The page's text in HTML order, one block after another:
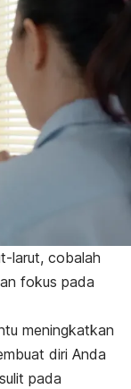
larut, cobalah
fokus pada
meningkatkan
diri Anda
pada